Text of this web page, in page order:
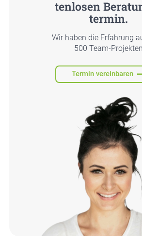
ten­lo­sen
ter­min.
Wir haben die Erfah­rung
500 Team-Pro­jek­ten
Termin vereinbaren